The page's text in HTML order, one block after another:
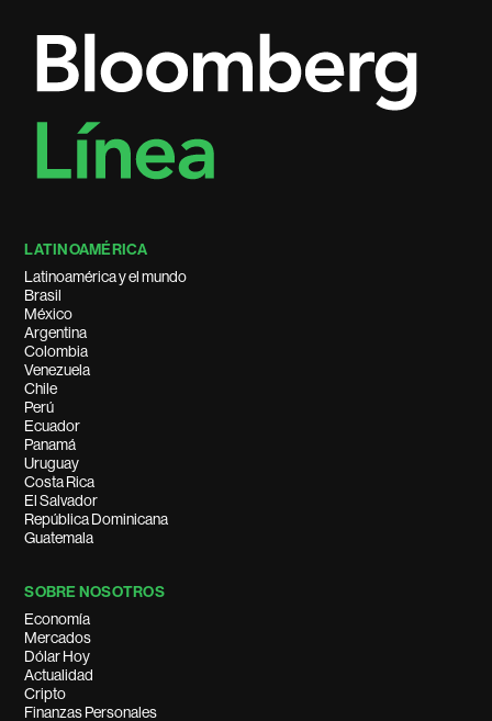
LATINOAMÉRICA
Latinoamérica y el mundo
Brasil
México
Argentina
Colombia
Venezuela
Chile
Perú
Ecuador
Panamá
Uruguay
Costa Rica
El Salvador
República Dominicana
Guatemala
SOBRE NOSOTROS
Economía
Mercados
Dólar Hoy
Actualidad
Cripto
Finanzas Personales